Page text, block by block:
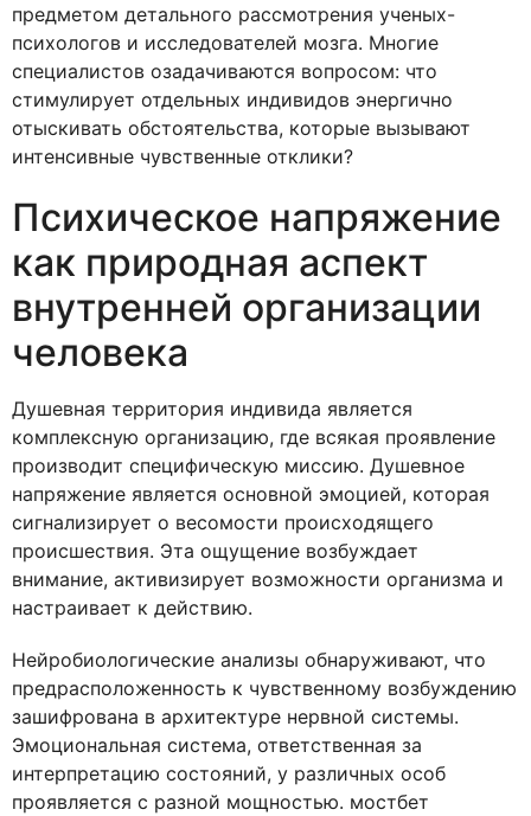
предметом детального рассмотрения ученых-
психологов и исследователей мозга. Многие
специалистов озадачиваются вопросом: что
стимулирует отдельных индивидов энергично
отыскивать обстоятельства, которые вызывают
интенсивные чувственные отклики?
Психическое напряжение
как природная аспект
внутренней организации
человека
Душевная территория индивида является
комплексную организацию, где всякая проявление
производит специфическую миссию. Душевное
напряжение является основной эмоцией, которая
сигнализирует о весомости происходящего
происшествия. Эта ощущение возбуждает
внимание, активизирует возможности организма и
настраивает к действию.
Нейробиологические анализы обнаруживают, что
предрасположенность к чувственному возбуждению
зашифрована в архитектуре нервной системы.
Эмоциональная система, ответственная за
интерпретацию состояний, у различных особ
проявляется с разной мощностью. мостбет